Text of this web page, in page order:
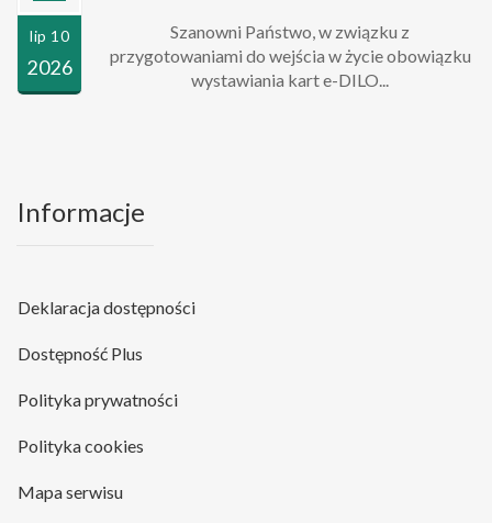
lip 10
2026
Szanowni Państwo, w związku z
przygotowaniami do wejścia w życie obowiązku
wystawiania kart e-DILO...
Informacje
Deklaracja dostępności
Dostępność Plus
Polityka prywatności
Polityka cookies
Mapa serwisu